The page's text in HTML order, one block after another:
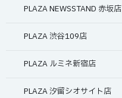
PLAZA NEWSSTAND 赤坂店
PLAZA 渋谷109店
PLAZA ルミネ新宿店
PLAZA 汐留シオサイト店